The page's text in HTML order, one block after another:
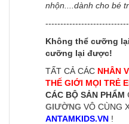
nhộn....dành cho bé
Không thể cưỡng
cưỡng lại được!
TẤT CẢ CÁC NHÂN
THẾ GIỚI MỌI TRẺ
CÁC BỘ SẢN PHẨM
GIƯỜNG VÔ CÙNG
ANTAMKIDS.VN !